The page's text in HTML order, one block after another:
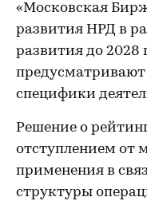
«Московская
развития НРД в
развития до 2028
специфики
Решение о
отступлением от
применения в
структуры